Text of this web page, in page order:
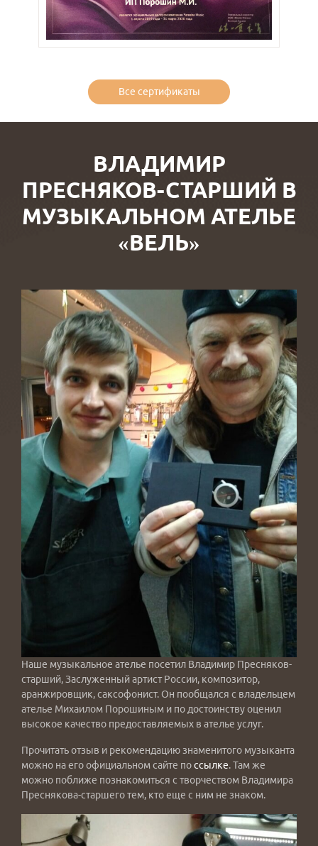
Все сертификаты
ВЛАДИМИР
ПРЕСНЯКОВ-СТАРШИЙ В
МУЗЫКАЛЬНОМ АТЕЛЬЕ
«ВЕЛЬ»
Наше музыкальное ателье посетил Владимир Пресняков-
старший, Заслуженный артист России, композитор,
аранжировщик, саксофонист. Он пообщался с владельцем
ателье Михаилом Порошиным и по достоинству оценил
высокое качество предоставляемых в ателье услуг.
Прочитать отзыв и рекомендацию знаменитого музыканта
можно на его официальном сайте поссылке. Там же
можно поближе познакомиться с творчеством Владимира
Преснякова-старшего тем, кто еще с ним не знаком.